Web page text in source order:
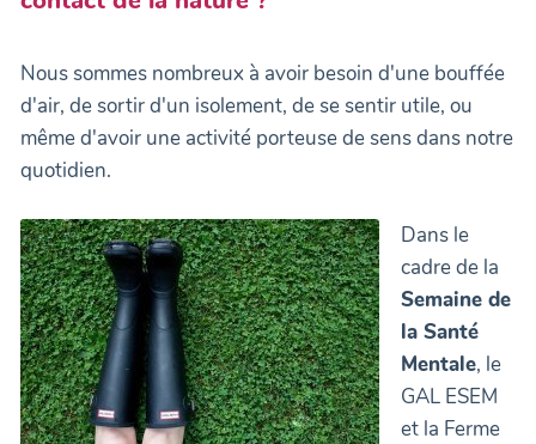
Nous sommes nombreux à avoir besoin d'une bouffée
d'air, de sortir d'un isolement, de se sentir utile, ou
même d'avoir une activité porteuse de sens dans notre
quotidien.
Dans le
cadre de la
Semaine de
la Santé
Mentale, le
GAL ESEM
et la Ferme